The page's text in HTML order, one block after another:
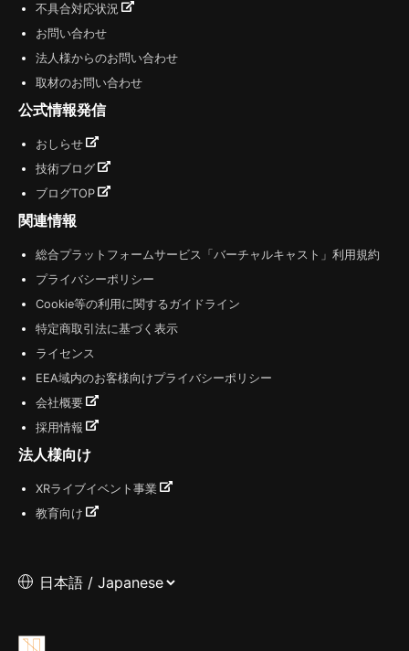
不具合対応状況
お問い合わせ
法人様からのお問い合わせ
取材のお問い合わせ
公式情報発信
おしらせ
技術ブログ
ブログTOP
関連情報
総合プラットフォームサービス「バーチャルキャスト」利用規約
プライバシーポリシー
Cookie等の利用に関するガイドライン
特定商取引法に基づく表示
ライセンス
EEA域内のお客様向けプライバシーポリシー
会社概要
採用情報
法人様向け
XRライブイベント事業
教育向け